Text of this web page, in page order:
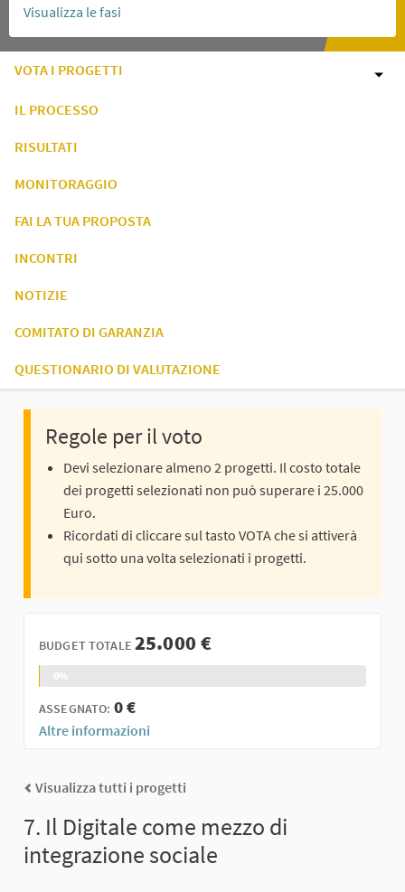
Visualizza le fasi
VOTA I PROGETTI
IL PROCESSO
RISULTATI
MONITORAGGIO
FAI LA TUA PROPOSTA
INCONTRI
NOTIZIE
COMITATO DI GARANZIA
QUESTIONARIO DI VALUTAZIONE
Regole per il voto
Devi selezionare almeno 2 progetti. Il costo totale
dei progetti selezionati non può superare i 25.000
Euro.
Ricordati di cliccare sul tasto VOTA che si attiverà
qui sotto una volta selezionati i progetti.
BUDGET TOTALE25.000 €
ASSEGNATO: 0 €
Altre informazioni
Visualizza tutti i progetti
7. Il Digitale come mezzo di
integrazione sociale